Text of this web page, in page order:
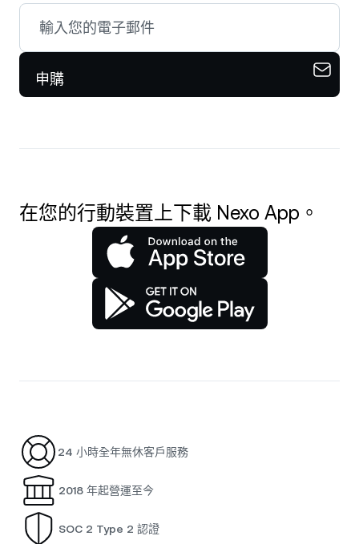
申購
在您的行動裝置上下載 Nexo App。
24 小時全年無休客戶服務
2018 年起營運至今
SOC 2 Type 2 認證